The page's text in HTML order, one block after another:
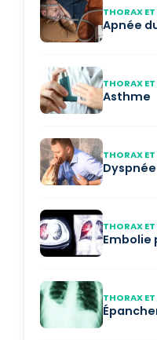
THORAX
Apnée
THORAX
Asthme
THORAX
Dyspnée
THORAX
Embolie
THORAX